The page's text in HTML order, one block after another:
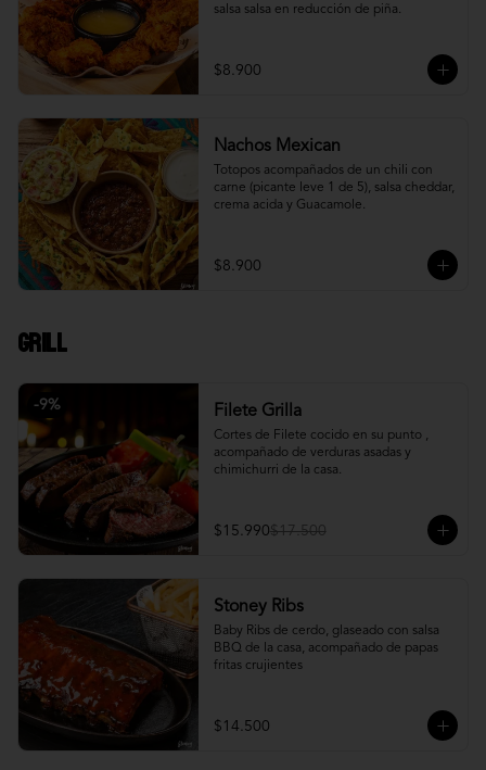
salsa salsa en reducción de piña.
$8.900
Nachos Mexican
Totopos acompañados de un chili con
carne (picante leve 1 de 5), salsa cheddar,
crema acida y Guacamole.
$8.900
Grill
-9% Filete Grilla
Cortes de Filete cocido en su punto ,
acompañado de verduras asadas y
chimichurri de la casa.
$15.990$17.500
Stoney Ribs
Baby Ribs de cerdo, glaseado con salsa
BBQ de la casa, acompañado de papas
fritas crujientes
$14.500